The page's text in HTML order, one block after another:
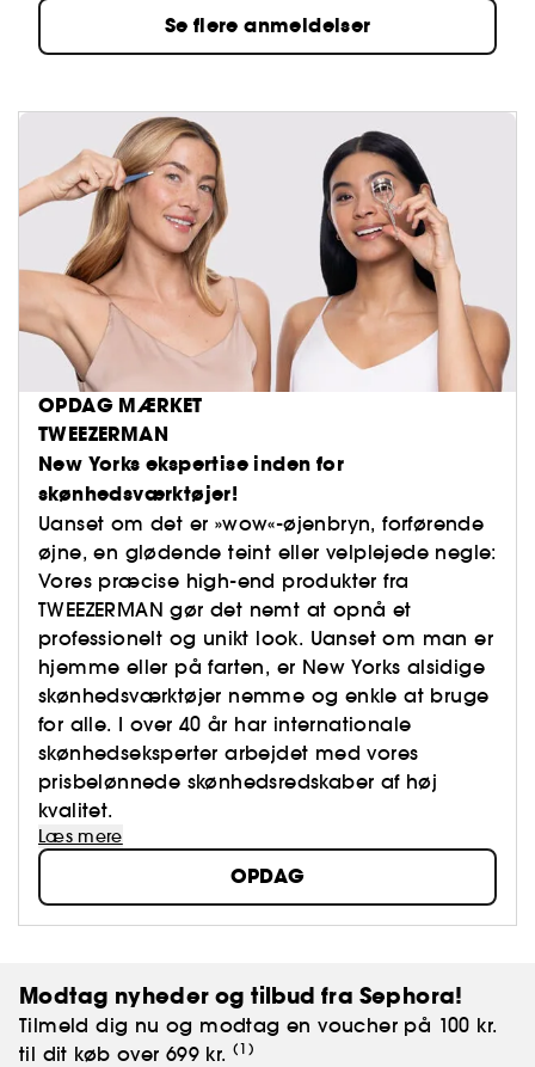
Se flere anmeldelser
OPDAG MÆRKET
TWEEZERMAN
New Yorks ekspertise inden for
skønhedsværktøjer!
Uanset om det er »wow«-øjenbryn, forførende
øjne, en glødende teint eller velplejede negle:
Vores præcise high-end produkter fra
TWEEZERMAN gør det nemt at opnå et
professionelt og unikt look. Uanset om man er
hjemme eller på farten, er New Yorks alsidige
skønhedsværktøjer nemme og enkle at bruge
for alle. I over 40 år har internationale
skønhedseksperter arbejdet med vores
prisbelønnede skønhedsredskaber af høj
kvalitet.
Læs mere
OPDAG
Modtag nyheder og tilbud fra Sephora!
Tilmeld dig nu og modtag en voucher på 100 kr.
til dit køb over 699 kr. (1)